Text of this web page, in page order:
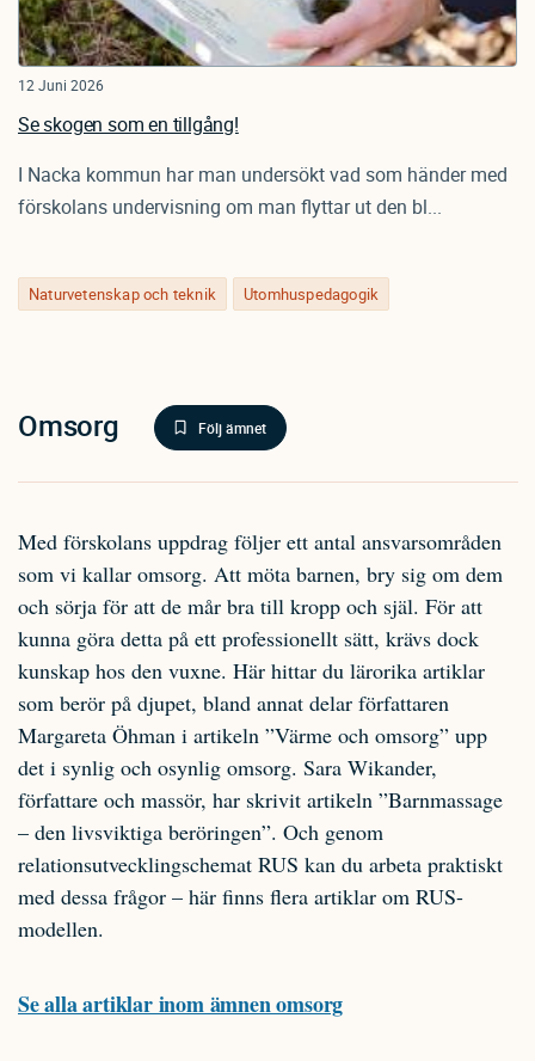
Naturvetenskap och teknik Utomhuspedagogik
12 Juni 2026
Se skogen som en tillgång!
I Nacka kommun har man undersökt vad som händer med
förskolans undervisning om man flyttar ut den bl...
Omsorg Följ ämnet
Med förskolans uppdrag följer ett antal ansvarsområden
som vi kallar omsorg. Att möta barnen, bry sig om dem
och sörja för att de mår bra till kropp och själ. För att
kunna göra detta på ett professionellt sätt, krävs dock
kunskap hos den vuxne. Här hittar du lärorika artiklar
som berör på djupet, bland annat delar författaren
Margareta Öhman i artikeln ”Värme och omsorg” upp
det i synlig och osynlig omsorg. Sara Wikander,
författare och massör, har skrivit artikeln ”Barnmassage
– den livsviktiga beröringen”. Och genom
relationsutvecklingschemat RUS kan du arbeta praktiskt
med dessa frågor – här finns flera artiklar om RUS-
modellen.
Se alla artiklar inom ämnen omsorg